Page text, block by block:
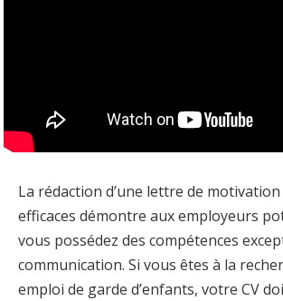
La rédaction d’une lettre de motivation
efficaces démontre aux employeurs
vous possédez des compétences
communication. Si vous êtes à la
emploi de garde d’enfants, votre CV